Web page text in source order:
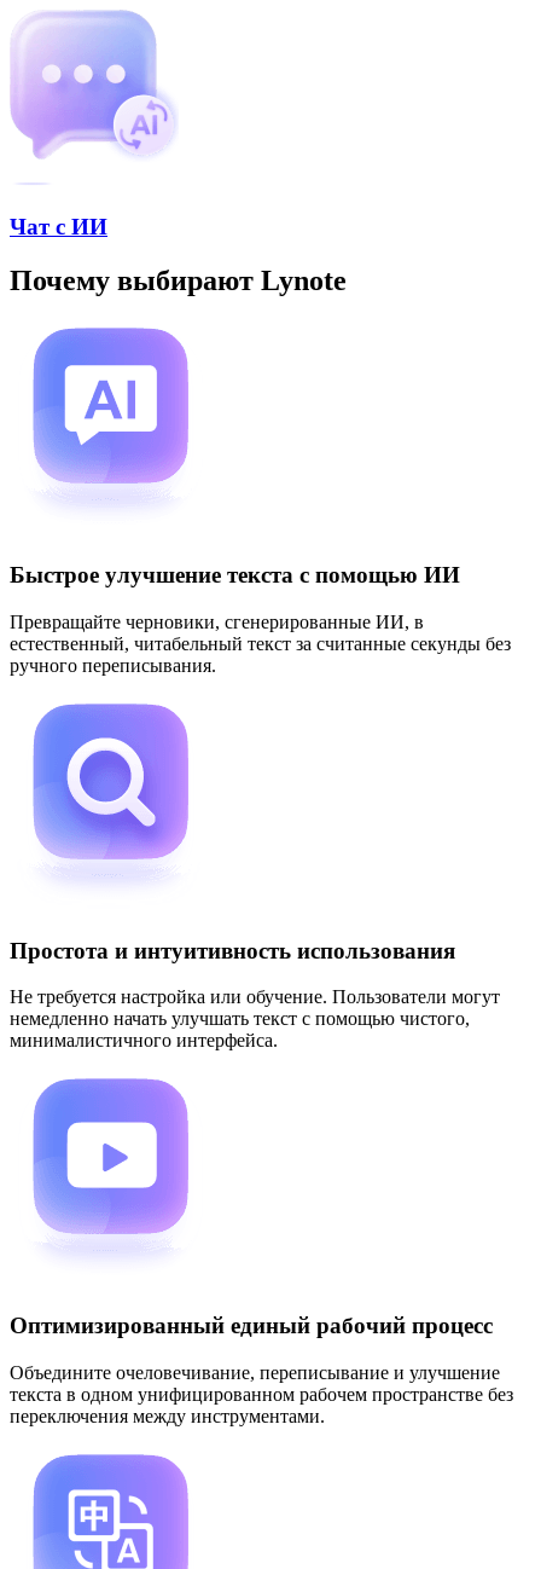
Чат с ИИ
Почему выбирают Lynote
Быстрое улучшение текста с помощью ИИ
Превращайте черновики, сгенерированные ИИ, в
естественный, читабельный текст за считанные секунды без
ручного переписывания.
Простота и интуитивность использования
Не требуется настройка или обучение. Пользователи могут
немедленно начать улучшать текст с помощью чистого,
минималистичного интерфейса.
Оптимизированный единый рабочий процесс
Объедините очеловечивание, переписывание и улучшение
текста в одном унифицированном рабочем пространстве без
переключения между инструментами.